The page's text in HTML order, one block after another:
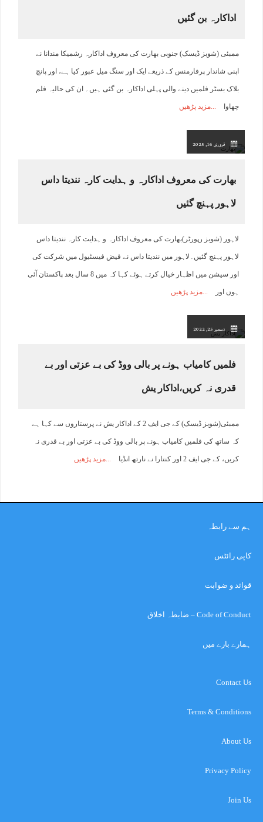
اداکارہ بن گئیں
ممبئی (شوبز ڈیسک) جنوبی بھارت کی معروف اداکارہ رشمیکا مندانا نے
اپنی شاندار پرفارمنس کے ذریعے ایک اور سنگ میل عبور کیا ہے، اور پانچ
بلاک بسٹر فلمیں دینے والی پہلی اداکارہ بن گئی ہیں۔ ان کی حالیہ فلم
چھاوا مزید پڑھیں
فروری 16, 2025
بھارت کی معروف اداکارہ و ہدایت کارہ نندیتا داس
لاہور پہنچ گئیں
لاہور (شوبز رپورٹر)بھارت کی معروف اداکارہ و ہدایت کارہ نندیتا داس
لاہور پہنچ گئیں۔لاہور میں نندیتا داس نے فیض فیسٹیول میں شرکت کی
اور سیشن میں اظہار خیال کرتے ہوئے کہا کہ میں 8 سال بعد پاکستان آئی
ہوں اور مزید پڑھیں
دسمبر 25, 2022
فلمیں کامیاب ہونے پر بالی ووڈ کی بے عزتی اور بے
قدری نہ کریں،اداکار یش
ممبئی(شوبز ڈیسک) کے جی ایف 2 کے اداکار یش نے پرستاروں سے کہا ہے
کہ ساتھ کی فلمیں کامیاب ہونے پر بالی ووڈ کی بے عزتی اور بے قدری نہ
کریں، کے جی ایف 2 اور کنتارا نے نارتھ انڈیا مزید پڑھیں
ہم سے رابطہ
کاپی رائٹس
قوائد و ضوابت
Code of Conduct – ضابطہ اخلاق
ہمارے بارے میں
Contact Us
Terms & Conditions
About Us
Privacy Policy
Join Us